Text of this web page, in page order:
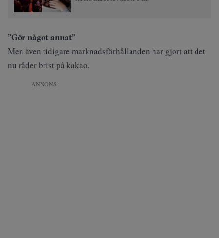
”Gör något annat”
Men även tidigare marknadsförhållanden har gjort att det
nu råder brist på kakao.
ANNONS